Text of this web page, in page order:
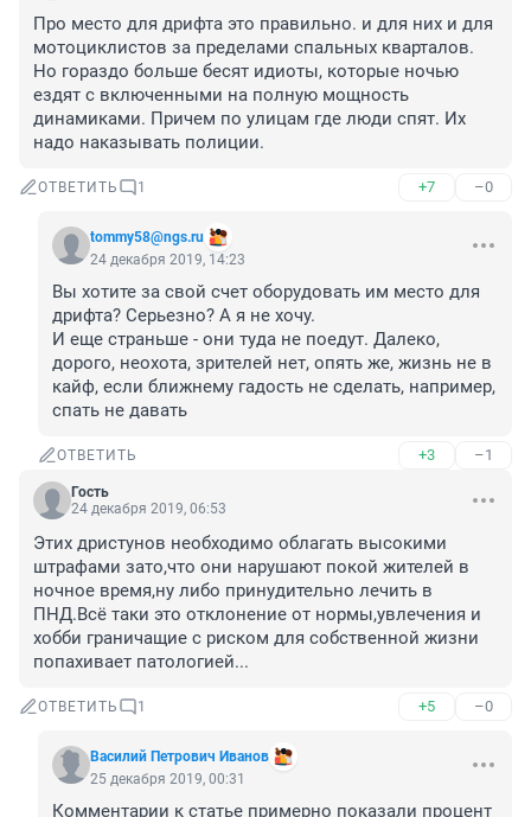
Про место для дрифта это правильно. и для них и для
мотоциклистов за пределами спальных кварталов.
Но гораздо больше бесят идиоты, которые ночью
ездят с включенными на полную мощность
динамиками. Причем по улицам где люди спят. Их
надо наказывать полиции.
ОТВЕТИТЬ 1 +7 –0
tommy58@ngs.ru
24 декабря 2019, 14:23
Вы хотите за свой счет оборудовать им место для
дрифта? Серьезно? А я не хочу.
И еще страньше - они туда не поедут. Далеко,
дорого, неохота, зрителей нет, опять же, жизнь не в
кайф, если ближнему гадость не сделать, например,
спать не давать
ОТВЕТИТЬ +3 –1
Гость
24 декабря 2019, 06:53
Этих дристунов необходимо облагать высокими
штрафами зато,что они нарушают покой жителей в
ночное время,ну либо принудительно лечить в
ПНД.Всё таки это отклонение от нормы,увлечения и
хобби граничащие с риском для собственной жизни
попахивает патологией...
ОТВЕТИТЬ 1 +5 –0
Василий Петрович Иванов
25 декабря 2019, 00:31
Комментарии к статье примерно показали процент